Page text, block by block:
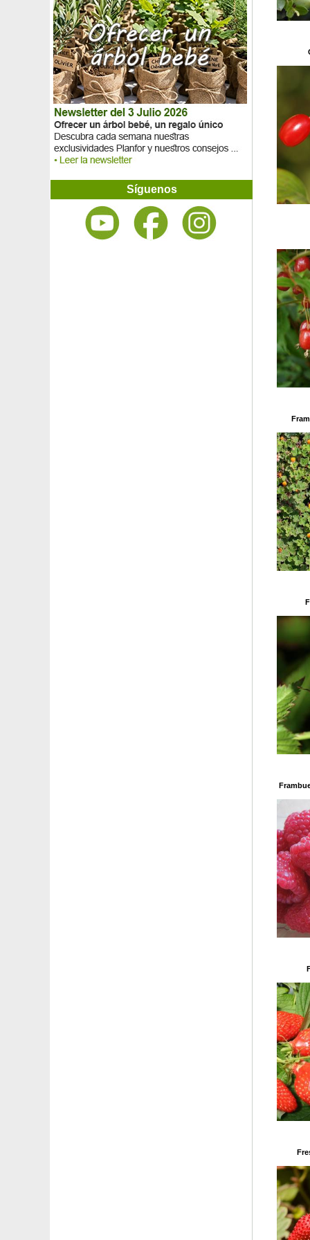
Agapanto 'Purple Cloud'
Agapanto 'Queen Mum'
Agave de montaña
Aglaonema
Agracejo darwinii
Agracejo 'Green carpet'
Agracejo 'Harlequin'
Agracejo rojo
Aguacate 'Bacon'
Aguacate 'Ettinger'
Aguacate 'Fuerte'
Aguacate 'Hass'
Akebia de cinco hojas
Albahaca
Albaricoque-Ciruela Mirabelle Pluot 'Aprimira'
Albaricoque-Ciruela Pluot 'Dapple Dandy'
Síguenos